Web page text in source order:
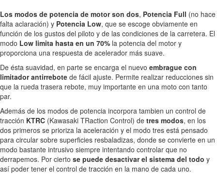
Los modos de potencia de motor son dos, Potencia Full (no hace
falta aclaración) y Potencia Low, que se escoge obviamente en
función de los gustos del piloto y de las condiciones de la carretera. El
modo Low limita hasta en un 70% la potencia del motor y
proporciona una respuesta de acelerador más suave.
De ésta suavidad, en parte se encarga el nuevo embrague con
limitador antirrebote de fácil ajuste. Permite realizar reducciones sin
que la rueda trasera rebote, muy importante en una moto con tanto
par.
Además de los modos de potencia incorpora tambien un control de
tracción KTRC (Kawasaki TRaction Control) de tres modos, en los
dos primeros se prioriza la aceleración y el modo tres está pensado
para circular sobre superficies resbaladizas, donde se convierte en un
modo bastante intrusivo siempre intentando controlar que no
derrapemos. Por cierto se puede desactivar el sistema del todo y
así poder tener el control de tracción en la mano de cada uno.